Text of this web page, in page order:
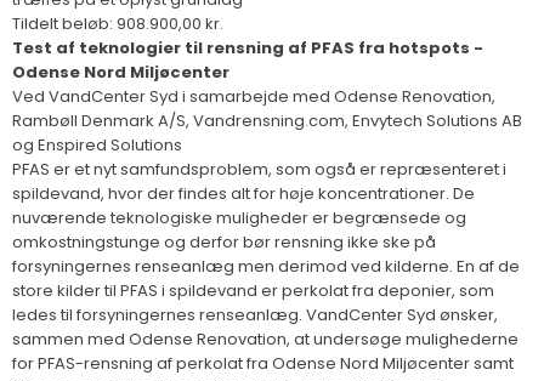
Tildelt beløb: 908.900,00 kr.
Test af teknologier til rensning af PFAS fra hotspots -
Odense Nord Miljøcenter
Ved VandCenter Syd i samarbejde med Odense Renovation,
Rambøll Denmark A/S, Vandrensning.com, Envytech Solutions AB
og Enspired Solutions
PFAS er et nyt samfundsproblem, som også er repræsenteret i
spildevand, hvor der findes alt for høje koncentrationer. De
nuværende teknologiske muligheder er begrænsede og
omkostningstunge og derfor bør rensning ikke ske på
forsyningernes renseanlæg men derimod ved kilderne. En af de
store kilder til PFAS i spildevand er perkolat fra deponier, som
ledes til forsyningernes renseanlæg. VandCenter Syd ønsker,
sammen med Odense Renovation, at undersøge mulighederne
for PFAS-rensning af perkolat fra Odense Nord Miljøcenter samt